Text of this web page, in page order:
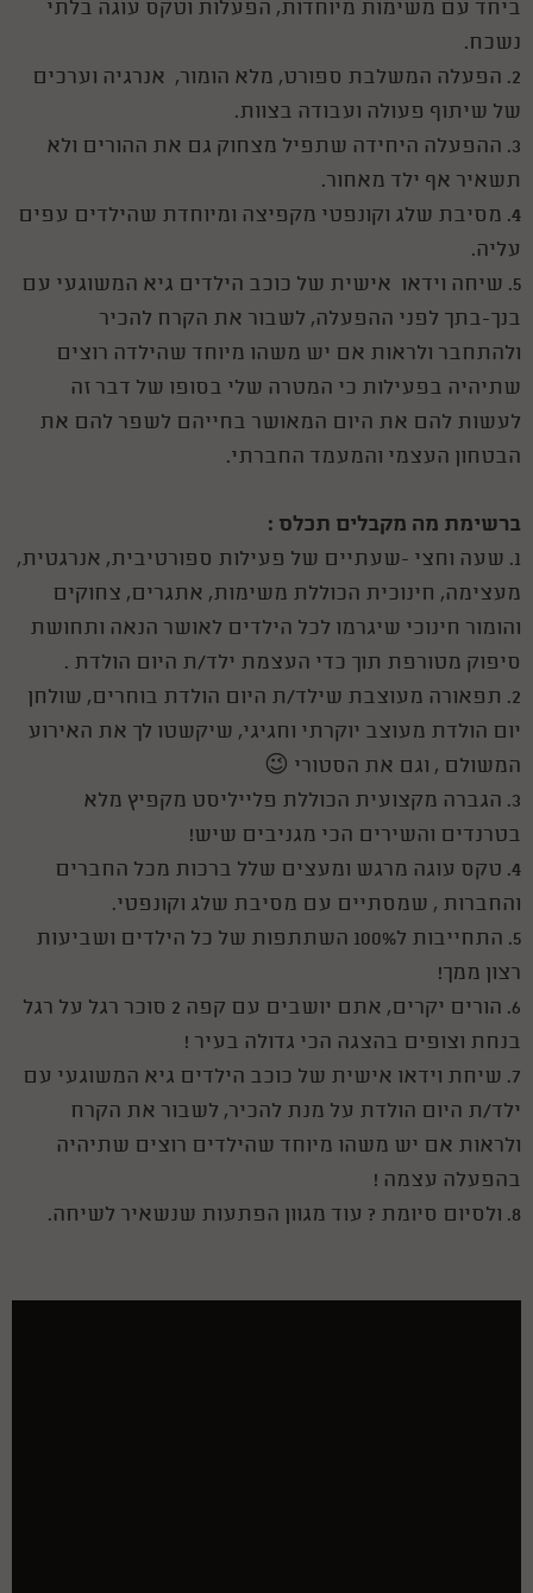
ביחד עם משימות מיוחדות, הפעלות וטקס עוגה בלתי
נשכח.
2. הפעלה המשלבת ספורט, מלא הומור, אנרגיה וערכים
של שיתוף פעולה ועבודה בצוות.
3. ההפעלה היחידה שתפיל מצחוק גם את ההורים ולא
תשאיר אף ילד מאחור.
4. מסיבת שלג וקונפטי מקפיצה ומיוחדת שהילדים עפים
עליה.
5. שיחה וידאו אישית של כוכב הילדים גיא המשוגעי עם
בנך-בתך לפני ההפעלה, לשבור את הקרח להכיר
ולהתחבר ולראות אם יש משהו מיוחד שהילדה רוצים
שתיהיה בפעילות כי המטרה שלי בסופו של דבר זה
לעשות להם את היום המאושר בחייהם לשפר להם את
הבטחון העצמי והמעמד החברתי.
ברשימת מה מקבלים תכלס :
1. שעה וחצי -שעתיים של פעילות ספורטיבית, אנרגטית,
מעצימה, חינוכית הכוללת משימות, אתגרים, צחוקים
והומור חינוכי שיגרמו לכל הילדים לאושר הנאה ותחושת
סיפוק מטורפת תוך כדי העצמת ילד/ת היום הולדת .
2. תפאורה מעוצבת שילד/ת היום הולדת בוחרים, שולחן
יום הולדת מעוצב יוקרתי וחגיגי, שיקשטו לך את האירוע
המשולם , וגם את הסטורי 😉
3. הגברה מקצועית הכוללת פלייליסט מקפיץ מלא
בטרנדים והשירים הכי מגניבים שיש!
4. טקס עוגה מרגש ומעצים שלל ברכות מכל החברים
והחברות , שמסתיים עם מסיבת שלג וקונפטי.
5. התחייבות ל100% השתתפות של כל הילדים ושביעות
רצון ממך!
6. הורים יקרים, אתם יושבים עם קפה 2 סוכר רגל על רגל
בנחת וצופים בהצגה הכי גדולה בעיר !
7. שיחת וידאו אישית של כוכב הילדים גיא המשוגעי עם
ילד/ת היום הולדת על מנת להכיר, לשבור את הקרח
ולראות אם יש משהו מיוחד שהילדים רוצים שתיהיה
בהפעלה עצמה !
8. ולסיום סיומת ? עוד מגוון הפתעות שנשאיר לשיחה.